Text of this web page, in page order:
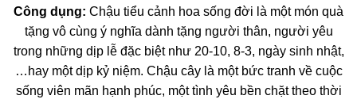
Công dụng: Chậu tiểu cảnh hoa sống đời là một món quà
tặng vô cùng ý nghĩa dành tặng người thân, người yêu
trong những dịp lễ đặc biệt như 20-10, 8-3, ngày sinh nhật,
…hay một dịp kỷ niệm. Chậu cây là một bức tranh về cuộc
sống viên mãn hạnh phúc, một tình yêu bền chặt theo thời